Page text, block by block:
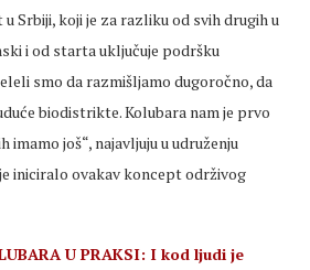
Srbiji, koji je za razliku od svih drugih u
i od starta uključuje podršku
smo da razmišljamo dugoročno, da
biodistrikte. Kolubara nam je prvo
imamo još“, najavljuju u udruženju
iniciralo ovakav koncept održivog
U PRAKSI: I kod ljudi je